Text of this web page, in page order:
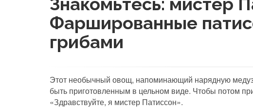
Фаршированные
грибами
Этот необычный овощ, напоминающий нарядную
быть приготовленным в цельном виде. Чтобы потом
«Здравствуйте, я мистер Патиссон».